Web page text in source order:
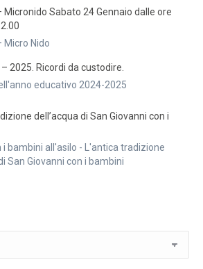
Micronido Sabato 24 Gennaio dalle ore
Micro Nido
2025. Ricordi da custodire.
educativo 2024-2025
dell’acqua di San Giovanni con i
bambini all'asilo - L'antica tradizione
San Giovanni con i bambini